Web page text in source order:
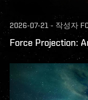
2026-07-21 - 작성자
Force Projection: